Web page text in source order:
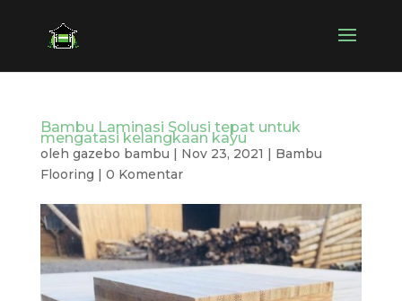
Bambu Laminasi Solusi tepat untuk
mengatasi kelangkaan kayu
oleh gazebo bambu | Nov 23, 2021 | Bambu
Flooring | 0 Komentar